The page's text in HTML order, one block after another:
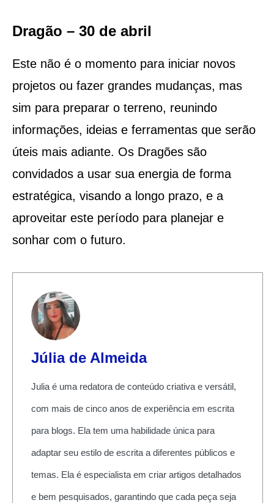
Dragão – 30 de abril
Este não é o momento para iniciar novos
projetos ou fazer grandes mudanças, mas
sim para preparar o terreno, reunindo
informações, ideias e ferramentas que serão
úteis mais adiante. Os Dragões são
convidados a usar sua energia de forma
estratégica, visando a longo prazo, e a
aproveitar este período para planejar e
sonhar com o futuro.
Júlia de Almeida
Julia é uma redatora de conteúdo criativa e versátil,
com mais de cinco anos de experiência em escrita
para blogs. Ela tem uma habilidade única para
adaptar seu estilo de escrita a diferentes públicos e
temas. Ela é especialista em criar artigos detalhados
e bem pesquisados, garantindo que cada peça seja